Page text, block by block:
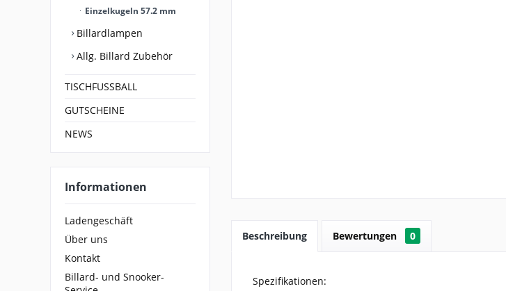
Einzelkugeln 57.2 mm
Billardlampen
Allg. Billard Zubehör
TISCHFUSSBALL
GUTSCHEINE
NEWS
Informationen
Ladengeschäft
Über uns
Kontakt
Billard- und Snooker-
Beschreibung Bewertungen 0
Spezifikationen: